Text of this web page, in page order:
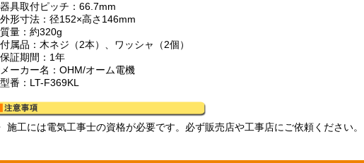
具取付ピッチ：66.7mm
形寸法：径152×高さ146mm
量：約320g
属品：木ネジ（2本）、ワッシャ（2個）
証期間：1年
ーカー名：OHM/オーム電機
番：LT-F369KL
施工には電気工事士の資格が必要です。必ず販売店や工事店にご依頼ください。